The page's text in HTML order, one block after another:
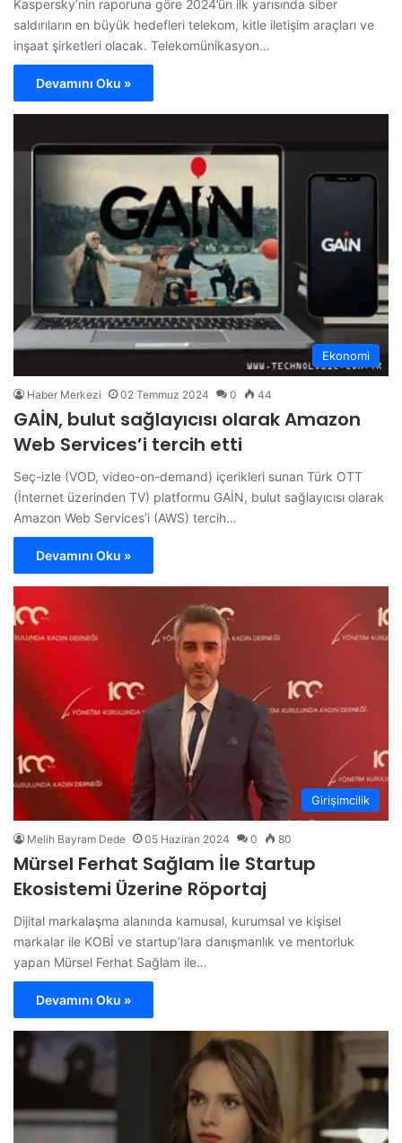
Kaspersky’nin raporuna göre 2024’ün ilk yarısında siber
saldırıların en büyük hedefleri telekom, kitle iletişim araçları ve
inşaat şirketleri olacak. Telekomünikasyon…
Devamını Oku »
Ekonomi
Haber Merkezi 02 Temmuz 2024 0 44
GAİN, bulut sağlayıcısı olarak Amazon
Web Services’i tercih etti
Seç-izle (VOD, video-on-demand) içerikleri sunan Türk OTT
(İnternet üzerinden TV) platformu GAİN, bulut sağlayıcısı olarak
Amazon Web Services’i (AWS) tercih…
Devamını Oku »
Girişimcilik
Melih Bayram Dede 05 Haziran 2024 0 80
Mürsel Ferhat Sağlam İle Startup
Ekosistemi Üzerine Röportaj
Dijital markalaşma alanında kamusal, kurumsal ve kişisel
markalar ile KOBİ ve startup’lara danışmanlık ve mentorluk
yapan Mürsel Ferhat Sağlam ile…
Devamını Oku »